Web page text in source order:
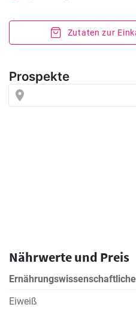
Zutaten zur
Nährwerte und Preis
Eiweiß